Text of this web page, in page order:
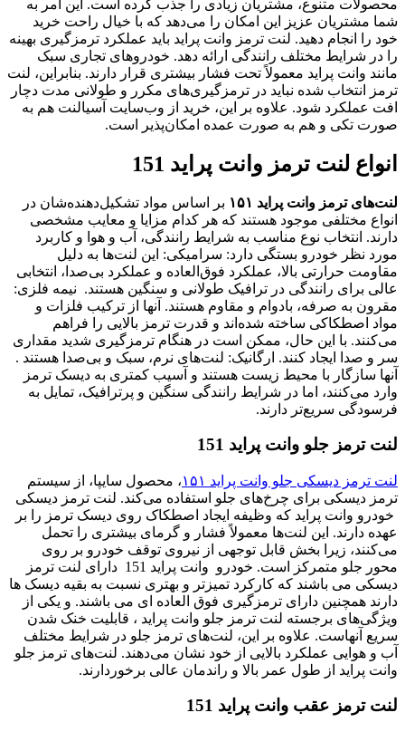
محصولات متنوع، مشتریان زیادی را جذب کرده است. این امر به
شما مشتریان عزیز این امکان را می‌دهد که با خیال راحت خرید
خود را انجام دهید. لنت ترمز وانت پراید باید عملکرد ترمزگیری بهینه
را در شرایط مختلف رانندگی ارائه دهد. خودروهای تجاری سبک
مانند وانت پراید معمولاً تحت فشار بیشتری قرار دارند. بنابراین، لنت
ترمز انتخاب شده نباید در ترمزگیری‌های مکرر و طولانی مدت دچار
افت عملکرد شود. علاوه بر این، خرید از وب‌سایت آسیالنت هم به
صورت تکی و هم به صورت عمده امکان‌پذیر است.
انواع لنت ترمز وانت پراید 151
لنت‌های ترمز وانت پراید ۱۵۱
بر اساس مواد تشکیل‌دهنده‌شان در
انواع مختلفی موجود هستند که هر کدام مزایا و معایب مشخصی
دارند. انتخاب نوع مناسب به شرایط رانندگی، آب و هوا و کاربرد
مورد نظر خودرو بستگی دارد: سرامیکی: این لنت‌ها به دلیل
مقاومت حرارتی بالا، عملکرد فوق‌العاده و عملکرد بی‌صدا، انتخابی
عالی برای رانندگی در ترافیک طولانی و سنگین هستند. نیمه فلزی:
مقرون به صرفه، بادوام و مقاوم هستند. آنها از ترکیب فلزات و
مواد اصطکاکی ساخته شده‌اند و قدرت ترمز بالایی را فراهم
می‌کنند. با این حال، ممکن است در هنگام ترمزگیری شدید مقداری
سر و صدا ایجاد کنند. ارگانیک: لنت‌های نرم، سبک و بی‌صدا هستند .
آنها سازگار با محیط زیست هستند و آسیب کمتری به دیسک ترمز
وارد می‌کنند، اما در شرایط رانندگی سنگین و پرترافیک، تمایل به
فرسودگی سریع‌تر دارند.
لنت ترمز جلو وانت پراید 151
لنت ترمز دیسکی جلو وانت پراید ۱۵۱
، محصول سایپا، از سیستم
ترمز دیسکی برای چرخ‌های جلو استفاده می‌کند. لنت ترمز دیسکی
خودرو وانت پراید که وظیفه ایجاد اصطکاک روی دیسک ترمز را بر
عهده دارند. این لنت‌ها معمولاً فشار و گرمای بیشتری را تحمل
می‌کنند، زیرا بخش قابل توجهی از نیروی توقف خودرو بر روی
محور جلو متمرکز است. خودرو وانت پراید 151 دارای لنت‌ ترمز
دیسکی می باشند که کارکرد تمیزتر و بهتری نسبت به بقیه دیسک ها
دارند همچنین دارای ترمزگیری فوق العاده ای می باشند. و یکی از
ویژگی‌های برجسته لنت ترمز جلو وانت پراید ، قابلیت خنک شدن
سریع آنهاست. علاوه بر این، لنت‌های ترمز جلو در شرایط مختلف
آب و هوایی عملکرد بالایی از خود نشان می‌دهند. لنت‌های ترمز جلو
وانت پراید از طول عمر بالا و راندمان عالی برخوردارند.
لنت ترمز عقب وانت پراید 151